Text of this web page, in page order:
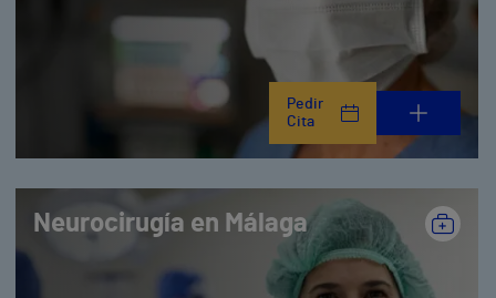
Pedir
Cita
Neurocirugía en Málaga